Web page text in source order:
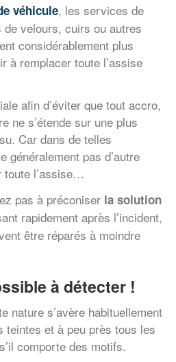
véhicule, les services de
de velours, cuirs ou autres
considérablement plus
à remplacer toute l’assise
afin d’éviter que tout accro,
ne s’étende sur une plus
Car dans de telles
généralement pas d’autre
toute l’assise…
pas à préconiser la solution
rapidement après l’incident,
être réparés à moindre
à détecter !
nature s’avère habituellement
teintes et à peu près tous les
comporte des motifs.